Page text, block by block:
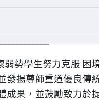
弱勢學生努力克服 困
發揚尊師重道優良傳
成果，並鼓勵致力於